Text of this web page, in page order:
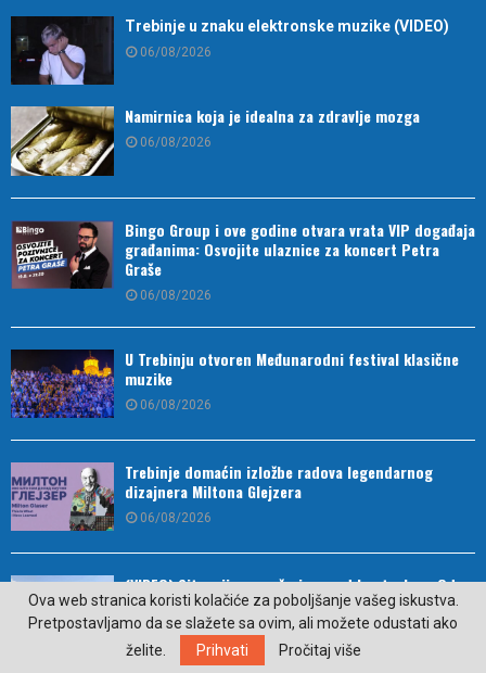
Trebinje u znaku elektronske muzike (VIDEO)
06/08/2026
Namirnica koja je idealna za zdravlje mozga
06/08/2026
Bingo Group i ove godine otvara vrata VIP događaja
građanima: Osvojite ulaznice za koncert Petra
Graše
06/08/2026
U Trebinju otvoren Međunarodni festival klasične
muzike
06/08/2026
Trebinje domaćin izložbe radova legendarnog
dizajnera Miltona Glejzera
06/08/2026
(VIDEO) Situacija sa požarima pod kontrolom: Od
jutros dejstvuje helikopter na području Trebinja
06/08/2026
Ova web stranica koristi kolačiće za poboljšanje vašeg iskustva.
Pretpostavljamo da se slažete sa ovim, ali možete odustati ako
želite.
Prihvati Pročitaj više